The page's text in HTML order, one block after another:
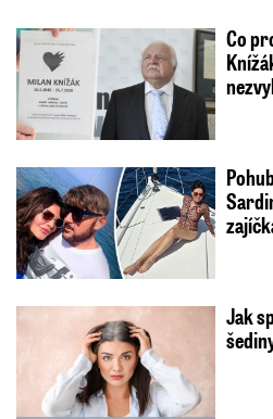
Co
Jak